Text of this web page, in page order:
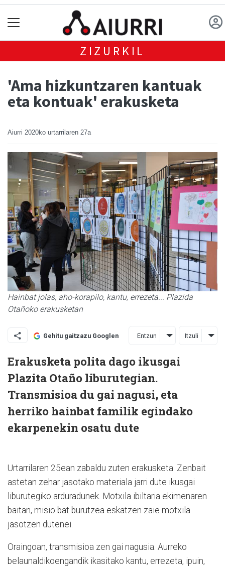
ZIZURKIL
'Ama hizkuntzaren kantuak
eta kontuak' erakusketa
Aiurri 2020ko urtarrilaren 27a
Hainbat jolas, aho-korapilo, kantu, errezeta... Plazida
Otañoko erakusketan
Gehitu gaitzazu Googlen Entzun Itzuli
Erakusketa polita dago ikusgai
Plazita Otaño liburutegian.
Transmisioa du gai nagusi, eta
herriko hainbat familik egindako
ekarpenekin osatu dute
Urtarrilaren 25ean zabaldu zuten erakusketa. Zenbait
astetan zehar jasotako materiala jarri dute ikusgai
liburutegiko arduradunek. Motxila ibiltaria ekimenaren
baitan, misio bat burutzea eskatzen zaie motxila
jasotzen dutenei.
Oraingoan, transmisioa zen gai nagusia. Aurreko
belaunaldikoengandik ikasitako kantu, errezeta, ipuin,